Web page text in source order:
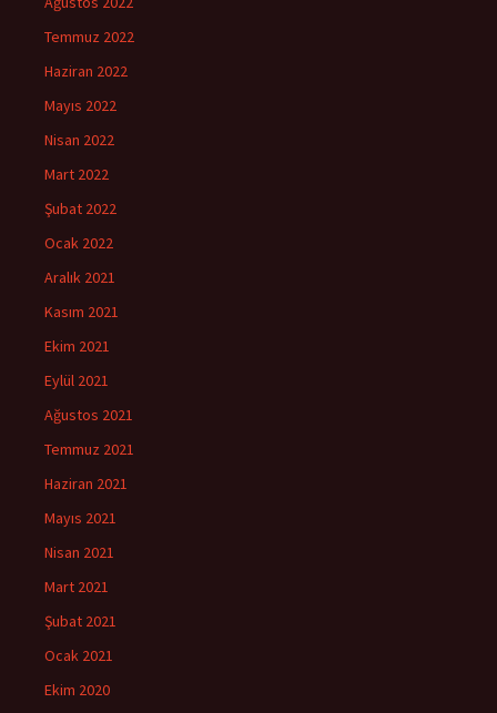
Temmuz 2022
Haziran 2022
Mayıs 2022
Nisan 2022
Mart 2022
Şubat 2022
Ocak 2022
Aralık 2021
Kasım 2021
Ekim 2021
Eylül 2021
Ağustos 2021
Temmuz 2021
Haziran 2021
Mayıs 2021
Nisan 2021
Mart 2021
Şubat 2021
Ocak 2021
Ekim 2020